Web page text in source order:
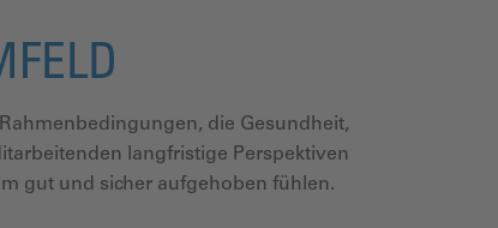
Rahmenbedingungen, die Gesundheit,
langfristige Perspektiven
gut und sicher aufgehoben fühlen.